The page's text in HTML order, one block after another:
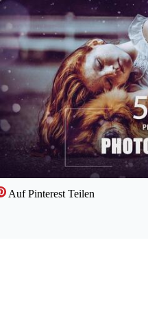
Auf Pinterest Teilen